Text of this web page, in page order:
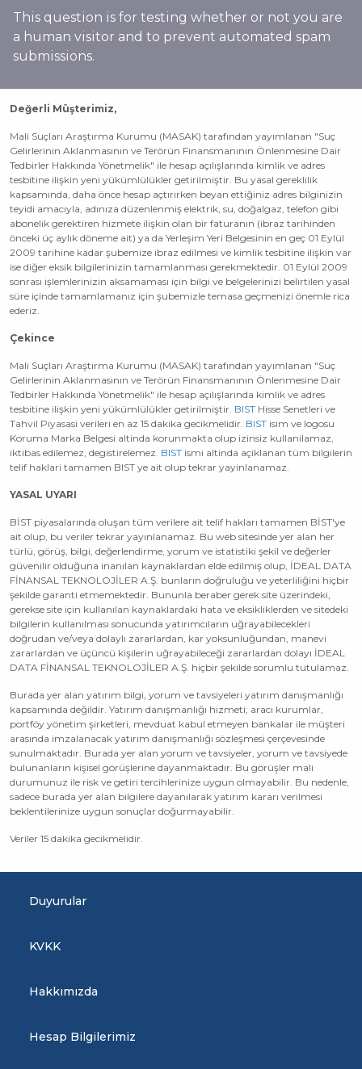
This question is for testing whether or not you are
a human visitor and to prevent automated spam
submissions.
Değerli Müşterimiz,
Mali Suçları Araştırma Kurumu (MASAK) tarafından yayımlanan "Suç
Gelirlerinin Aklanmasının ve Terörün Finansmanının Önlenmesine Dair
Tedbirler Hakkında Yönetmelik" ile hesap açılışlarında kimlik ve adres
tesbitine ilişkin yeni yükümlülükler getirilmiştir. Bu yasal gereklilik
kapsamında, daha önce hesap açtırırken beyan ettiğiniz adres bilginizin
teyidi amacıyla, adınıza düzenlenmiş elektrik, su, doğalgaz, telefon gibi
abonelik gerektiren hizmete ilişkin olan bir faturanın (ibraz tarihinden
önceki üç aylık döneme ait) ya da Yerleşim Yeri Belgesinin en geç 01 Eylül
2009 tarihine kadar şubemize ibraz edilmesi ve kimlik tesbitine ilişkin var
ise diğer eksik bilgilerinizin tamamlanması gerekmektedir. 01 Eylül 2009
sonrası işlemlerinizin aksamaması için bilgi ve belgelerinizi belirtilen yasal
süre içinde tamamlamanız için şubemizle temasa geçmenizi önemle rica
ederiz.
Çekince
Mali Suçları Araştırma Kurumu (MASAK) tarafından yayımlanan "Suç
Gelirlerinin Aklanmasının ve Terörün Finansmanının Önlenmesine Dair
Tedbirler Hakkında Yönetmelik" ile hesap açılışlarında kimlik ve adres
tesbitine ilişkin yeni yükümlülükler getirilmiştir. BIST Hisse Senetleri ve
Tahvil Piyasasi verileri en az 15 dakika gecikmelidir. BIST isim ve logosu
Koruma Marka Belgesi altinda korunmakta olup izinsiz kullanilamaz,
iktibas edilemez, degistirelemez. BIST ismi altinda açiklanan tüm bilgilerin
telif haklari tamamen BIST ye ait olup tekrar yayinlanamaz.
YASAL UYARI
BİST piyasalarında oluşan tüm verilere ait telif hakları tamamen BİST'ye
ait olup, bu veriler tekrar yayınlanamaz. Bu web sitesinde yer alan her
türlü, görüş, bilgi, değerlendirme, yorum ve istatistiki şekil ve değerler
güvenilir olduğuna inanılan kaynaklardan elde edilmiş olup, İDEAL DATA
FİNANSAL TEKNOLOJİLER A.Ş. bunların doğruluğu ve yeterliliğini hiçbir
şekilde garanti etmemektedir. Bununla beraber gerek site üzerindeki,
gerekse site için kullanılan kaynaklardaki hata ve eksikliklerden ve sitedeki
bilgilerin kullanılması sonucunda yatırımcıların uğrayabilecekleri
doğrudan ve/veya dolaylı zararlardan, kar yoksunluğundan, manevi
zararlardan ve üçüncü kişilerin uğrayabileceği zararlardan dolayı İDEAL
DATA FİNANSAL TEKNOLOJİLER A.Ş. hiçbir şekilde sorumlu tutulamaz.
Burada yer alan yatırım bilgi, yorum ve tavsiyeleri yatırım danışmanlığı
kapsamında değildir. Yatırım danışmanlığı hizmeti; aracı kurumlar,
portföy yönetim şirketleri, mevduat kabul etmeyen bankalar ile müşteri
arasında imzalanacak yatırım danışmanlığı sözleşmesi çerçevesinde
sunulmaktadır. Burada yer alan yorum ve tavsiyeler, yorum ve tavsiyede
bulunanların kişisel görüşlerine dayanmaktadır. Bu görüşler mali
durumunuz ile risk ve getiri tercihlerinize uygun olmayabilir. Bu nedenle,
sadece burada yer alan bilgilere dayanılarak yatırım kararı verilmesi
beklentilerinize uygun sonuçlar doğurmayabilir.
Veriler 15 dakika gecikmelidir.
Duyurular
KVKK
Hakkımızda
Hesap Bilgilerimiz